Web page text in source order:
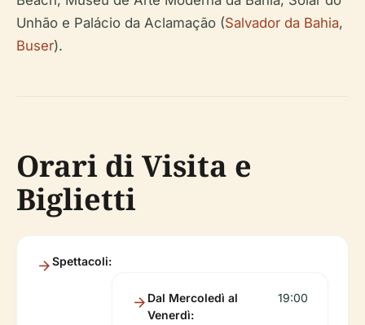
Unhão e Palácio da Aclamação (Salvador da Bahia,
Buser).
Orari di Visita e
Biglietti
Spettacoli:
Dal Mercoledì al
Venerdì:
19:00